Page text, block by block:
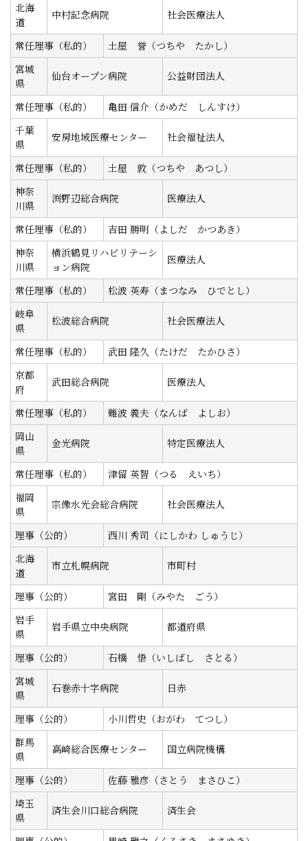
北海
道
中村記念病院 社会医療法人
常任理事（私的）
土屋 誉（つちや たかし）
宮城
県
仙台オープン病院 公益財団法人
常任理事（私的）
亀田 信介（かめだ しんすけ）
千葉
県
安房地域医療センター 社会福祉法人
常任理事（私的）
土屋 敦（つちや あつし）
神奈
川県
渕野辺総合病院 医療法人
常任理事（私的）
吉田 勝明（よしだ かつあき）
神奈
川県
横浜鶴見リハビリテーシ
ョン病院
医療法人
常任理事（私的）
松波 英寿（まつなみ ひでとし）
岐阜
県
松波総合病院 社会医療法人
常任理事（私的）
武田 隆久（たけだ たかひさ）
京都
府
武田総合病院 医療法人
常任理事（私的）
難波 義夫（なんば よしお）
岡山
県
金光病院 特定医療法人
常任理事（私的）
津留 英智（つる えいち）
福岡
県
宗像水光会総合病院 社会医療法人
理事（公的）
西川 秀司（にしかわ しゅうじ）
北海
道
市立札幌病院 市町村
理事（公的）
宮田 剛（みやた ごう）
岩手
県
岩手県立中央病院 都道府県
理事（公的）
石橋 悟（いしばし さとる）
宮城
県
石巻赤十字病院 日赤
理事（公的）
小川哲史（おがわ てつし）
群馬
県
高崎総合医療センター 国立病院機構
理事（公的）
佐藤 雅彦（さとう まさひこ）
埼玉
県
済生会川口総合病院 済生会